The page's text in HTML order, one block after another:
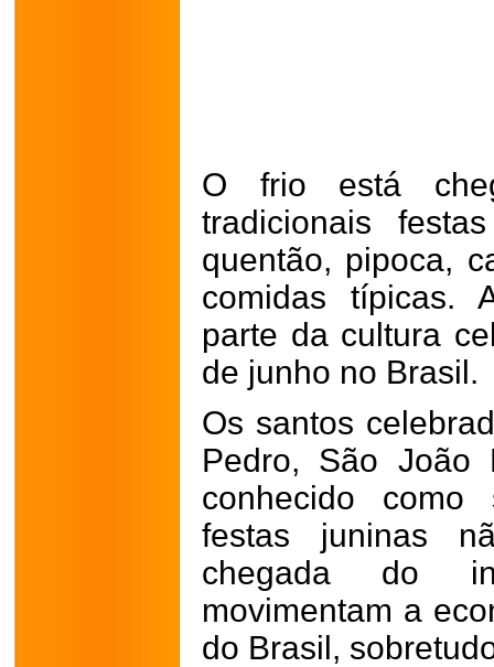
O frio está
tradicionais
quentão, pipoca,
comidas típicas.
parte da cultura
de junho no Brasil.
Os santos
Pedro, São João
conhecido como
festas juninas
chegada do
movimentam a
do Brasil,